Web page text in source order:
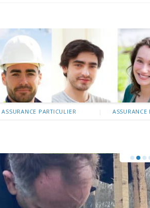
ASSURANCE PARTICULIER ASSURANCE